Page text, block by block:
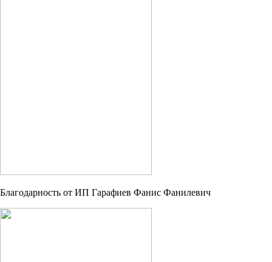
Благодарность от ИП Гарафиев Фанис Фанилевич